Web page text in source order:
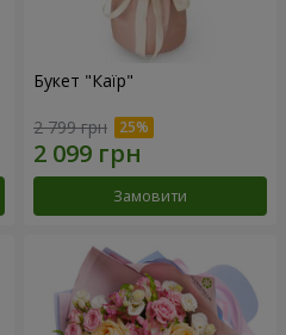
Букет "Каїр"
2 799 грн
Замовити